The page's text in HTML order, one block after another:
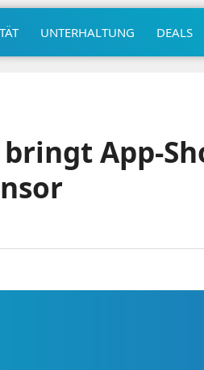
UNTERHALTUNG DEALS
App-